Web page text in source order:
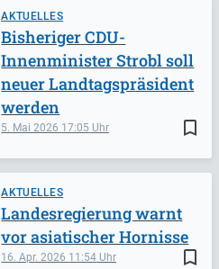
AKTUELLES
bookmark_border
5. Mai 2026 17:05
Bisheriger CDU-
Innenminister Strobl soll
neuer Landtagspräsident
werden
AKTUELLES
bookmark_border
16. Apr. 2026 11:54
Landesregierung warnt
vor asiatischer Hornisse